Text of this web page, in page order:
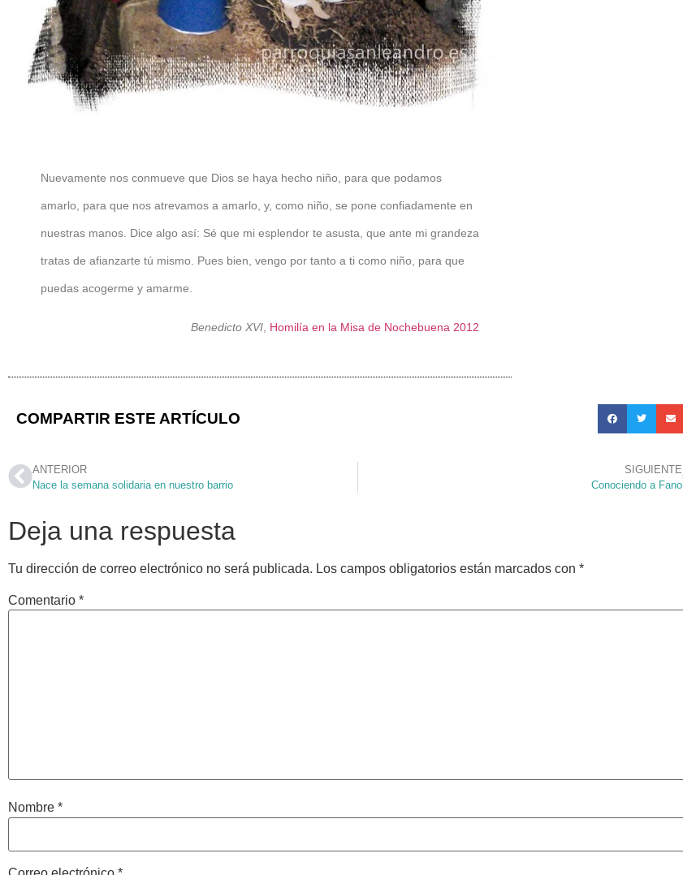
Nuevamente nos conmueve que Dios se haya hecho niño, para que podamos
amarlo, para que nos atrevamos a amarlo, y, como niño, se pone confiadamente en
nuestras manos. Dice algo así: Sé que mi esplendor te asusta, que ante mi grandeza
tratas de afianzarte tú mismo. Pues bien, vengo por tanto a ti como niño, para que
puedas acogerme y amarme.
Benedicto XVI Homilía en la Misa de Nochebuena 2012
COMPARTIR ESTE ARTÍCULO
ANTERIOR
Nace la semana solidaria en nuestro barrio
SIGUIENTE
Conociendo a Fano
Deja una respuesta
Tu dirección de correo electrónico no será publicada. Los campos obligatorios están marcados con *
Comentario *
Nombre *